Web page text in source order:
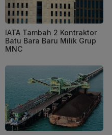
IATA Tambah 2 Kontraktor
Batu Bara Baru Milik Grup
MNC